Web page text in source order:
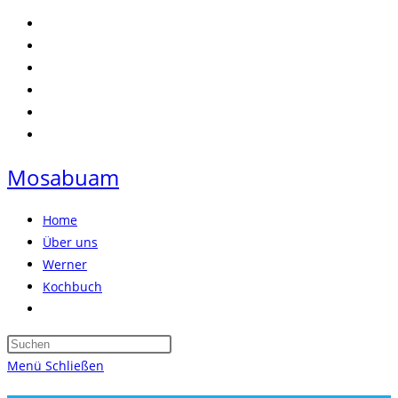
Zum
Inhalt
springen
Mosabuam
Home
Über uns
Werner
Kochbuch
umschalten
Press
Menü Schließen